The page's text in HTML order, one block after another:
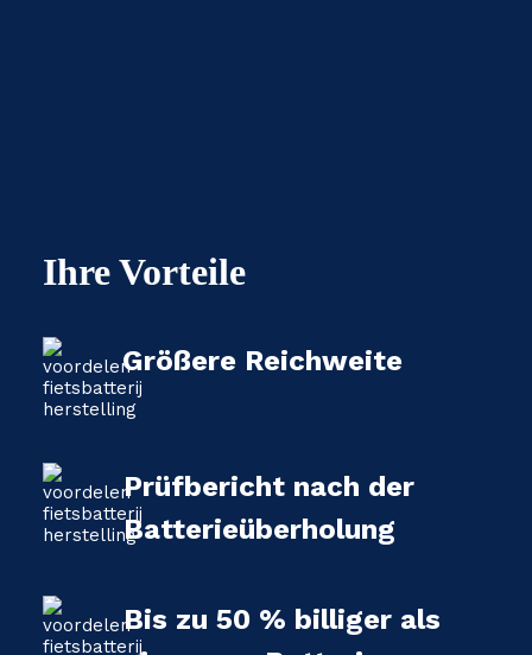
Ihre Vorteile
Größere Reichweite
Prüfbericht nach der
Batterieüberholung
Bis zu 50 % billiger als